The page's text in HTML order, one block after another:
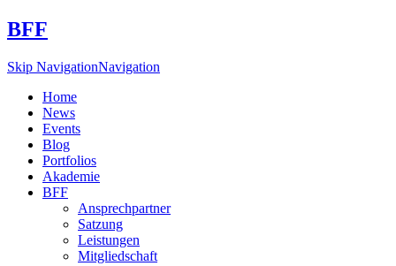
BFF
Skip NavigationNavigation
Home
News
Events
Blog
Portfolios
Akademie
BFF
Ansprechpartner
Satzung
Leistungen
Mitgliedschaft